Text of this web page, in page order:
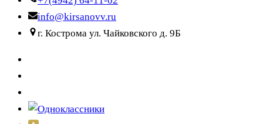
info@kirsanovv.ru
г. Кострома ул. Чайковского д. 9Б